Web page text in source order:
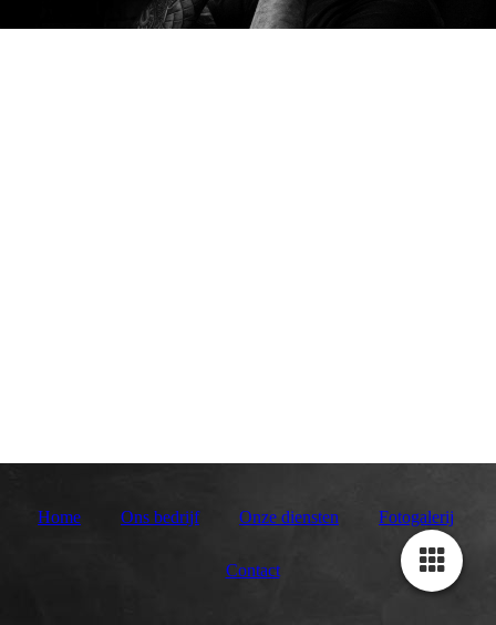
Home Ons bedrijf Onze diensten Fotogalerij
Contact